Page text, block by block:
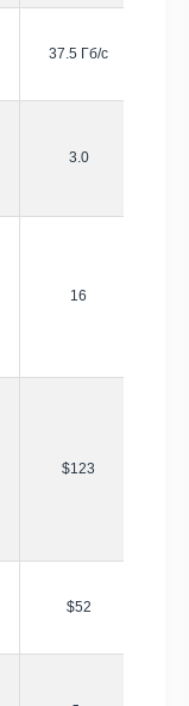
37.5 Гб/с
3.0
16
$123
$52